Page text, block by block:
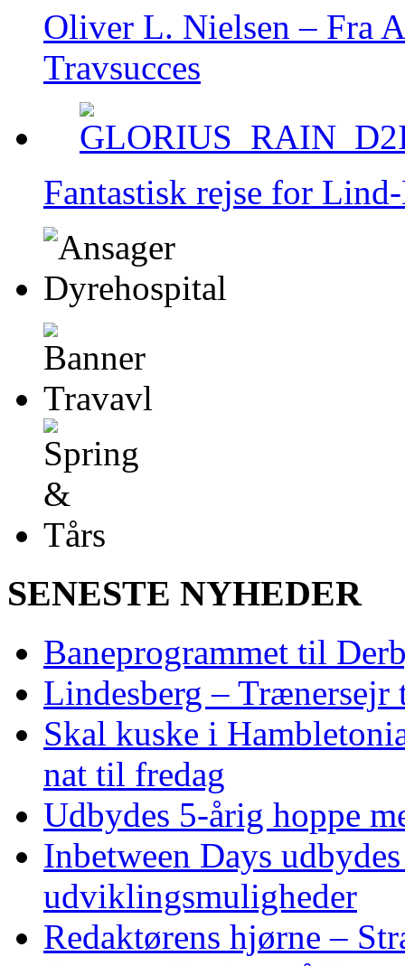
Oliver L. Nielsen – Fra
Travsucces
Fantastisk rejse for
SENESTE NYHEDER
Baneprogrammet til
Lindesberg – Trænersejr
Skal kuske i
nat til fredag
Udbydes 5‑årig hoppe
Inbetween Days
udviklingsmuligheder
Redaktørens hjørne –